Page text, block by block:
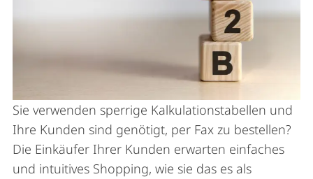
Sie verwenden sperrige Kalkulationstabellen und
Ihre Kunden sind genötigt, per Fax zu bestellen?
Die Einkäufer Ihrer Kunden erwarten einfaches
und intuitives Shopping, wie sie das es als